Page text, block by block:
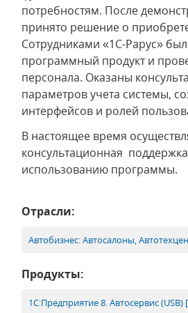
потребностям. После
принято решение о
Сотрудниками «1С-Рарус»
программный продукт и
персонала. Оказаны
параметров учета системы,
интерфейсов и ролей
В настоящее время
консультационная
использованию программы.
Отрасли:
Автобизнес: Автосалоны,
Продукты:
1С:Предприятие 8. Автосервис (USB)